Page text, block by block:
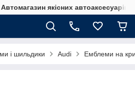
якісних автоаксесуарів
і шильдики Audi Емблеми на